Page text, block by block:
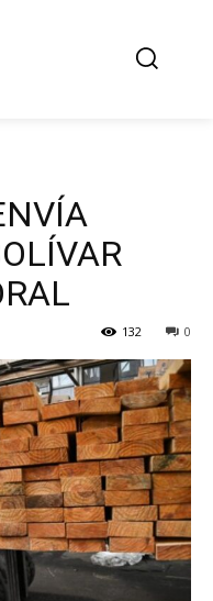
0
132